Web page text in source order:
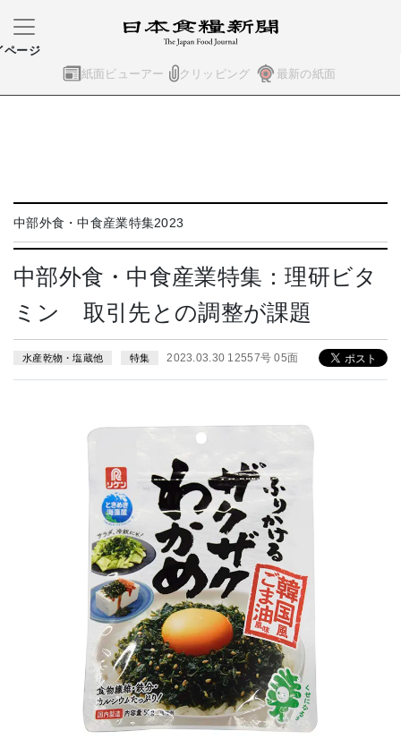
紙面ビューアー クリッピング 最新の紙面
ページ
中部外食・中食産業特集2023
中部外食・中食産業特集：理研ビタ
ミン 取引先との調整が課題
水産乾物・塩蔵他 特集 2023.03.30 12557号 05面